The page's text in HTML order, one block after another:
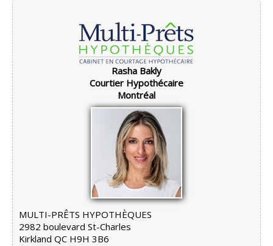
Rasha Bakly
Courtier Hypothécaire
Montréal
MULTI-PRÊTS HYPOTHÈQUES
2982 boulevard St-Charles
Kirkland QC H9H 3B6